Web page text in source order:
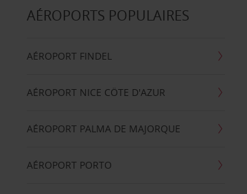
AÉROPORTS POPULAIRES
AÉROPORT FINDEL
AÉROPORT NICE CÖTE D'AZUR
AÉROPORT PALMA DE MAJORQUE
AÉROPORT PORTO